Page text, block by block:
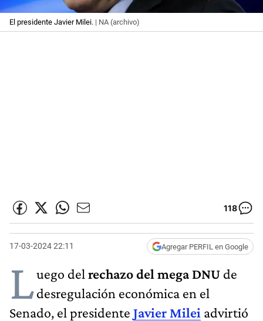
El presidente Javier Milei. | NA (archivo)
118
17-03-2024 22:11 Agregar PERFIL en Google
Luego del rechazo del mega DNU de
desregulación económica en el
Senado, el presidente Javier Milei advirtió